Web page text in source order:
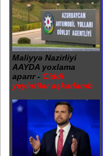
Maliyyə Nazirliyi
AAYDA yoxlama
aparır - Ciddi
yeyintilər aşkarlanıb